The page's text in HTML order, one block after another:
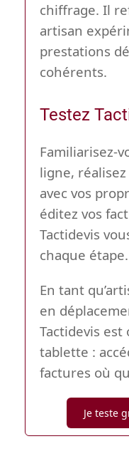
chiffrage. Il
artisan
prestations
cohérents.
Testez
Familiarisez-
ligne,
avec vos
éditez vos
Tactidevis
chaque étape.
En tant
en
Tactidevis
tablette :
factures où
Je teste